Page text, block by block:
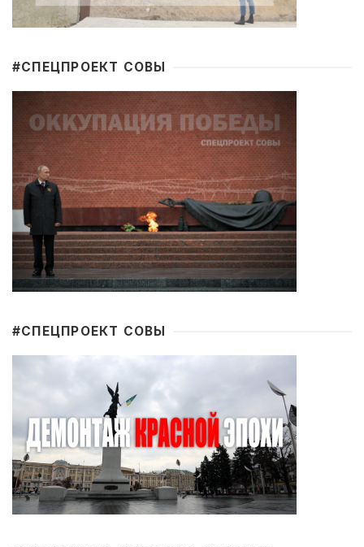
#CПЕЦПРОЕКТ СОВЫ
#CПЕЦПРОЕКТ СОВЫ